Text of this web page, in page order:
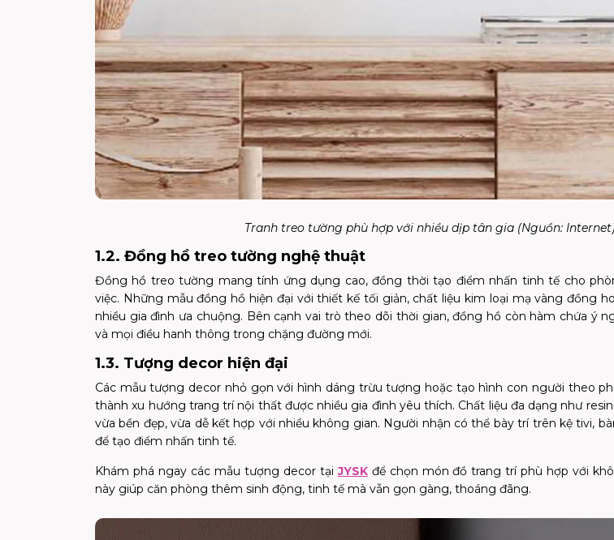
Tranh treo tường phù hợp với nhiều dịp tân gia (Nguồn: Internet
1.2. Đồng hồ treo tường nghệ thuật
Đồng hồ treo tường mang tính ứng dụng cao, đồng thời tạo điểm nhấn tinh tế cho
việc. Những mẫu đồng hồ hiện đại với thiết kế tối giản, chất liệu kim loại mạ vàng đồng
nhiều gia đình ưa chuộng. Bên cạnh vai trò theo dõi thời gian, đồng hồ còn hàm chứa ý
và mọi điều hanh thông trong chặng đường mới.
1.3. Tượng decor hiện đại
Các mẫu tượng decor nhỏ gọn với hình dáng trừu tượng hoặc tạo hình con người theo
thành xu hướng trang trí nội thất được nhiều gia đình yêu thích. Chất liệu đa dạng như
vừa bền đẹp, vừa dễ kết hợp với nhiều không gian. Người nhận có thể bày trí trên kệ tivi,
để tạo điểm nhấn tinh tế.
Khám phá ngaycác mẫu tượng decor tạiJYSKđể chọn món đồ trang trí phù hợp với
này giúp căn phòng thêm sinh động, tinh tế mà vẫn gọn gàng, thoáng đãng.